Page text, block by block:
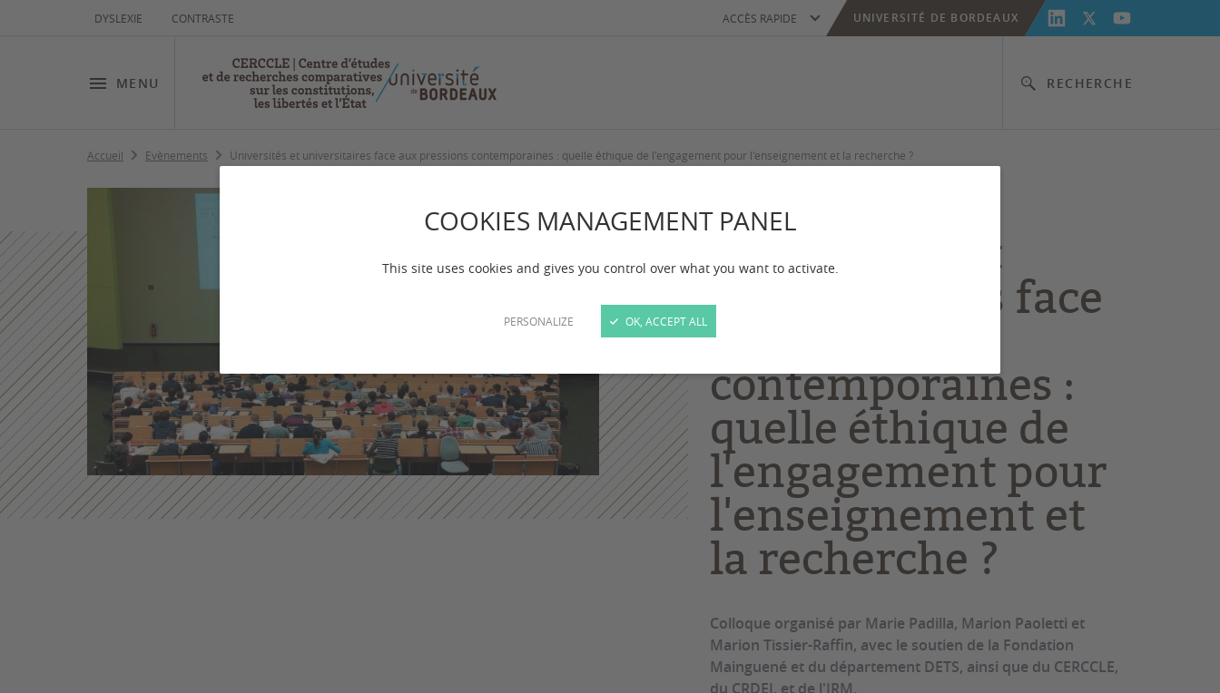
COOKIES MANAGEMENT PANEL
This site uses cookies and gives you control over what you want to activate.
PERSONALIZE OK, ACCEPT ALL
DYSLEXIE CONTRASTE
MENU RECHERCHE
ACCÈS RAPIDE UNIVERSITÉ DE BORDEAUX
Accueil Evènements Universités et universitaires face aux pressions contemporaines : quelle éthique de l'engagement pour l'enseignement et la recherche ?
Universités et
universitaires face
aux pressions
contemporaines :
quelle éthique de
l'engagement pour
l'enseignement et
la recherche ?
Colloque organisé par Marie Padilla, Marion Paoletti et
Marion Tissier-Raffin, avec le soutien de la Fondation
Mainguené et du département DETS, ainsi que du CERCCLE,
du CRDEI, et de l'IRM.